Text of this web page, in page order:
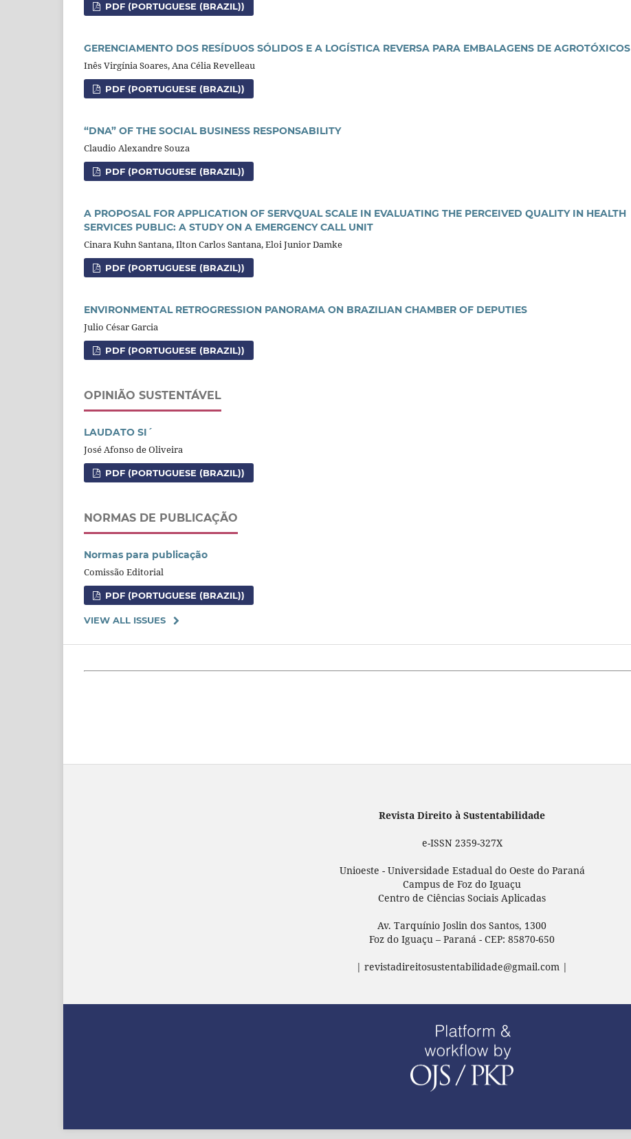
PDF (PORTUGUESE (BRAZIL))
GERENCIAMENTO DOS RESÍDUOS SÓLIDOS E A LOGÍSTICA REVERSA PARA EMBALAGENS DE AGROTÓXICOS
Inês Virgínia Soares, Ana Célia Revelleau
PDF (PORTUGUESE (BRAZIL))
“DNA” OF THE SOCIAL BUSINESS RESPONSABILITY
Claudio Alexandre Souza
PDF (PORTUGUESE (BRAZIL))
A PROPOSAL FOR APPLICATION OF SERVQUAL SCALE IN EVALUATING THE PERCEIVED QUALITY IN HEALTH
SERVICES PUBLIC: A STUDY ON A EMERGENCY CALL UNIT
Cinara Kuhn Santana, Ilton Carlos Santana, Eloi Junior Damke
PDF (PORTUGUESE (BRAZIL))
ENVIRONMENTAL RETROGRESSION PANORAMA ON BRAZILIAN CHAMBER OF DEPUTIES
Julio César Garcia
PDF (PORTUGUESE (BRAZIL))
OPINIÃO SUSTENTÁVEL
LAUDATO SI´
José Afonso de Oliveira
PDF (PORTUGUESE (BRAZIL))
NORMAS DE PUBLICAÇÃO
Normas para publicação
Comissão Editorial
PDF (PORTUGUESE (BRAZIL))
VIEW ALL ISSUES
Revista Direito à Sustentabilidade
e-ISSN 2359-327X
Unioeste - Universidade Estadual do Oeste do Paraná
Campus de Foz do Iguaçu
Centro de Ciências Sociais Aplicadas
Av. Tarquínio Joslin dos Santos, 1300
Foz do Iguaçu – Paraná - CEP: 85870-650
| revistadireitosustentabilidade@gmail.com |